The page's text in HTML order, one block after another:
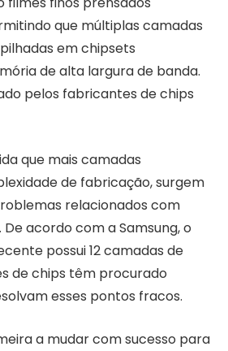
que múltiplas camadas
em chipsets
de alta largura de banda.
pelos fabricantes de chips
que mais camadas
de fabricação, surgem
relacionados com
acordo com a Samsung, o
possui 12 camadas de
de chips têm procurado
esses pontos fracos.
a mudar com sucesso para